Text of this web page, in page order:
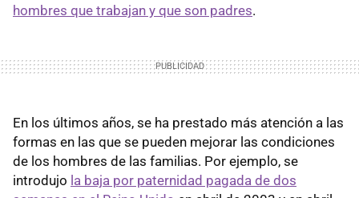
hombres que trabajan y que son padres.
En los últimos años, se ha prestado más atención a las
formas en las que se pueden mejorar las condiciones
de los hombres de las familias. Por ejemplo, se
introdujo la baja por paternidad pagada de dos